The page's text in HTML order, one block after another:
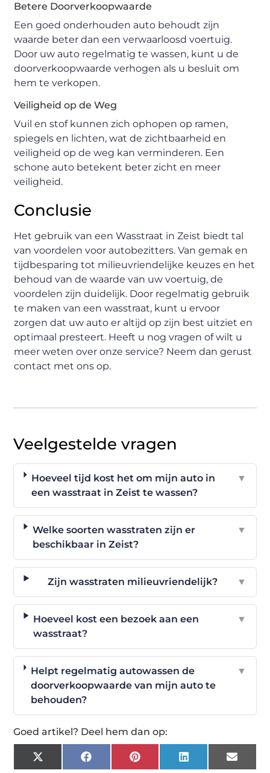
Betere Doorverkoopwaarde
Een goed onderhouden auto behoudt zijn
waarde beter dan een verwaarloosd voertuig.
Door uw auto regelmatig te wassen, kunt u de
doorverkoopwaarde verhogen als u besluit om
hem te verkopen.
Veiligheid op de Weg
Vuil en stof kunnen zich ophopen op ramen,
spiegels en lichten, wat de zichtbaarheid en
veiligheid op de weg kan verminderen. Een
schone auto betekent beter zicht en meer
veiligheid.
Conclusie
Het gebruik van een Wasstraat in Zeist biedt tal
van voordelen voor autobezitters. Van gemak en
tijdbesparing tot milieuvriendelijke keuzes en het
behoud van de waarde van uw voertuig, de
voordelen zijn duidelijk. Door regelmatig gebruik
te maken van een wasstraat, kunt u ervoor
zorgen dat uw auto er altijd op zijn best uitziet en
optimaal presteert. Heeft u nog vragen of wilt u
meer weten over onze service? Neem dan gerust
contact met ons op.
Veelgestelde vragen
Hoeveel tijd kost het om mijn auto in
een wasstraat in Zeist te wassen?
▼
Welke soorten wasstraten zijn er
beschikbaar in Zeist?
▼
Zijn wasstraten milieuvriendelijk? ▼
Hoeveel kost een bezoek aan een
wasstraat?
▼
Helpt regelmatig autowassen de
doorverkoopwaarde van mijn auto te
behouden?
▼
Goed artikel? Deel hem dan op:
X
FacebookPinterestLinkedIn Email